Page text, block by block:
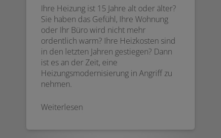
Ihre Heizung ist 15 Jahre alt oder älter?
Sie haben das Gefühl, Ihre Wohnung
oder Ihr Büro wird nicht mehr
ordentlich warm? Ihre Heizkosten sind
in den letzten Jahren gestiegen? Dann
ist es an der Zeit, eine
Heizungsmodernisierung in Angriff zu
nehmen.
Weiterlesen